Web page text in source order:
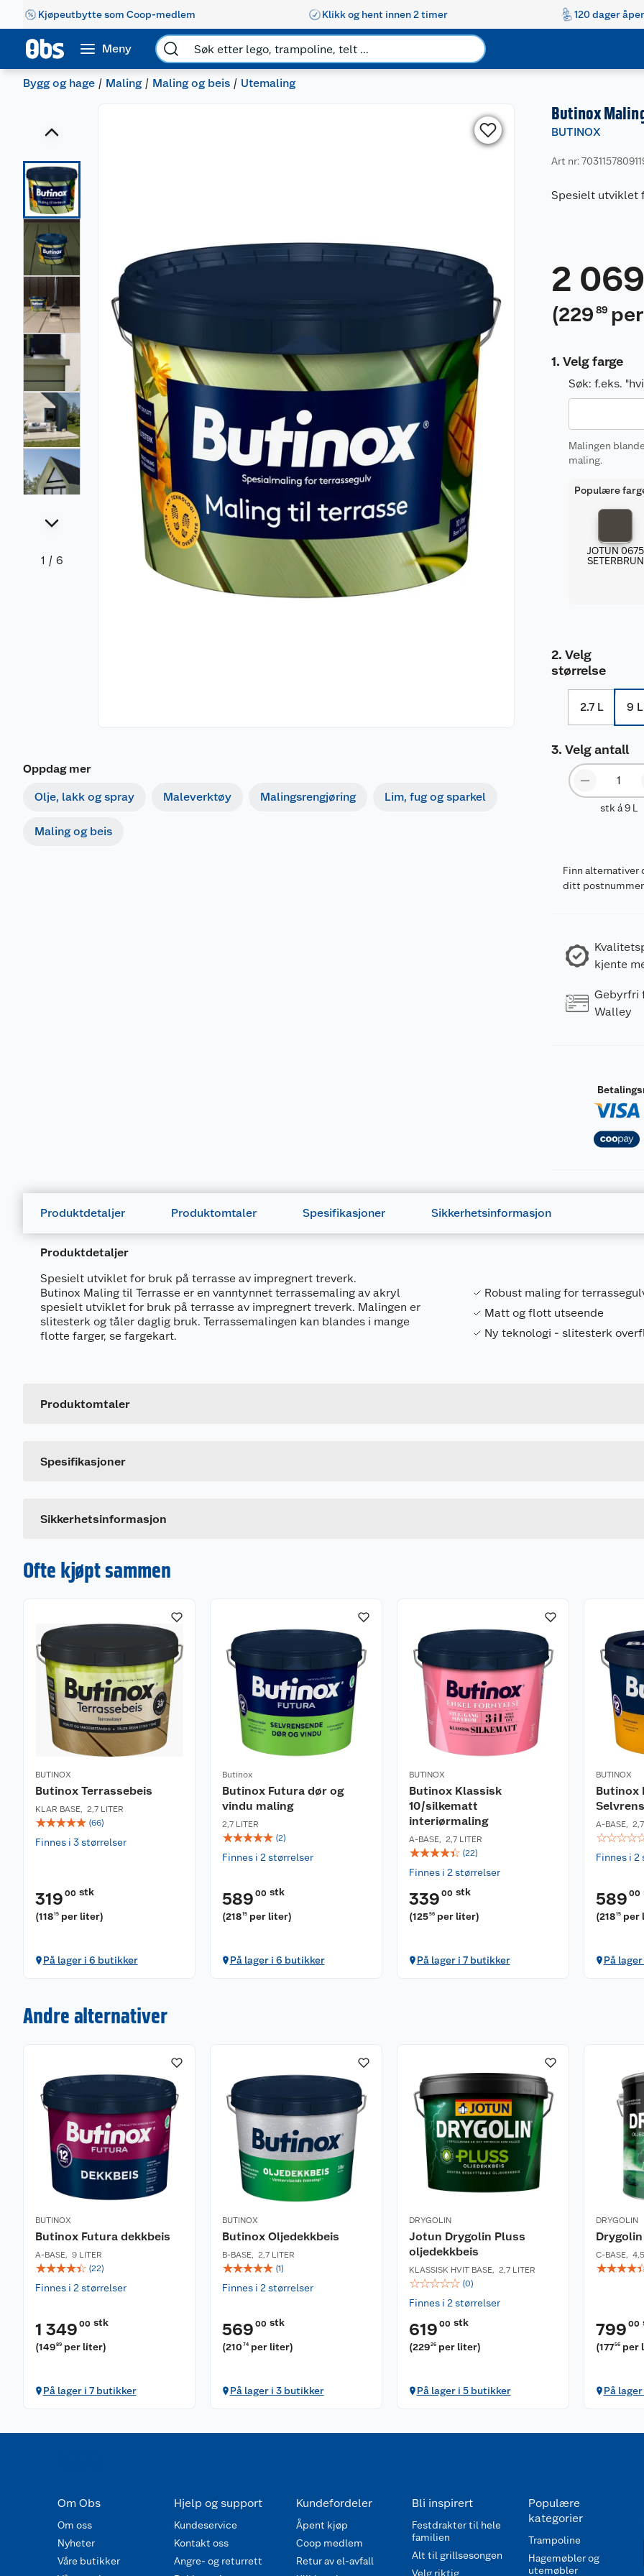
Kjøpeutbytte som Coop-medlem Klikk og hent innen 2 timer 120 dager
Meny
Bygg og hage Maling Maling og beis Utemaling
1 / 6
Oppdag mer
Olje, lakk og spray Maleverktøy Malingsrengjøring Lim, fug og sparkel
Maling og beis
Butinox
BUTINOX
Art nr:
Spesielt utviklet
2 069
(229 89
Velg farge
Søk: f.eks.
Malingen
maling.
Populære
JOTUN 0675
SETERBRUN
Velg
størrelse
2.7 L 9 L
Velg antall
stk á 9 L
Finn alternativer
ditt postnummer
kjente
Gebyrfri
Walley
Produktdetaljer Produktomtaler Spesifikasjoner Sikkerhetsinformasjon
Produktdetaljer
Spesielt utviklet for bruk på terrasse av impregnert treverk.
Butinox Maling til Terrasse er en vanntynnet terrassemaling av akryl
spesielt utviklet for bruk på terrasse av impregnert treverk. Malingen er
slitesterk og tåler daglig bruk. Terrassemalingen kan blandes i mange
flotte farger, se fargekart.
Robust maling for
Matt og flott utseende
Ny teknologi - slitesterk
Produktomtaler
Spesifikasjoner
Leverandørens artikkelnummer
Sikkerhetsinformasjon
Merking
H412
Skadelig, med langtidsvirkning, for liv i vann.
Ofte kjøpt sammen
BUTINOX
Butinox Terrassebeis
KLAR BASE, 2,7 LITER
☆☆☆☆☆ (66)
Finnes i 3 størrelser
319 00 stk
(11815 per liter)
På lager i 6 butikker
Butinox
Butinox Futura dør og
vindu maling
2,7 LITER
☆☆☆☆☆ (2)
Finnes i 2 størrelser
589 00 stk
(21815 per liter)
På lager i 6 butikker
BUTINOX
Butinox Klassisk
10/silkematt
interiørmaling
A-BASE, 2,7 LITER
☆☆☆☆☆ (22)
Finnes i 2 størrelser
339 00 stk
(12556 per liter)
På lager i 7 butikker
BUTINOX
Butinox
A-BASE,
☆☆☆☆
Finnes i 2
589 00
(21815 per
På
Andre alternativer
BUTINOX
Butinox Futura dekkbeis
A-BASE, 9 LITER
☆☆☆☆☆ (22)
Finnes i 2 størrelser
1 349 00 stk
(14989 per liter)
På lager i 7 butikker
BUTINOX
Butinox Oljedekkbeis
B-BASE, 2,7 LITER
☆☆☆☆☆ (1)
Finnes i 2 størrelser
569 00 stk
(21074 per liter)
På lager i 3 butikker
DRYGOLIN
Jotun Drygolin Pluss
oljedekkbeis
KLASSISK HVIT BASE, 2,7 LITER
☆☆☆☆☆ (0)
Finnes i 2 størrelser
619 00 stk
(22926 per liter)
På lager i 5 butikker
DRYGOLIN
C-BASE,
☆☆☆☆
799 00
(17756 per
På
Om Obs
Om oss
Nyheter
Våre butikker
Hjelp og support
Kundeservice
Kontakt oss
Angre- og returrett
Kundefordeler
Åpent kjøp
Coop medlem
Retur av el-avfall
Bli inspirert
Festdrakter til hele
familien
Alt til grillsesongen
Velg riktig
Populære
kategorier
Trampoline
Hagemøbler og
utemøbler